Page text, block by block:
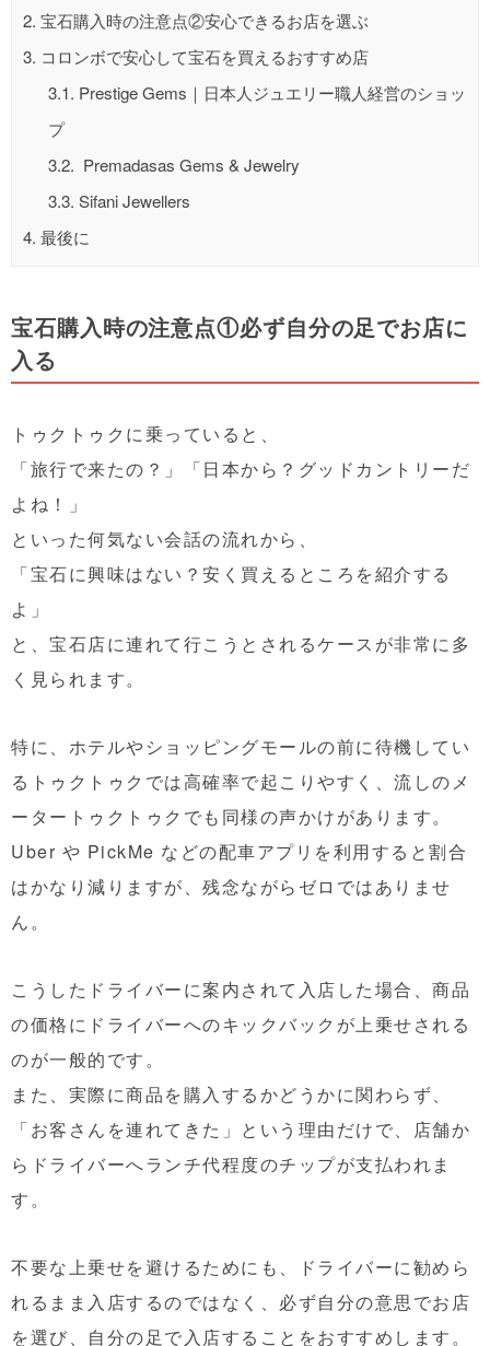
2. 宝石購入時の注意点②安心できるお店を選ぶ
3. コロンボで安心して宝石を買えるおすすめ店
3.1. Prestige Gems｜日本人ジュエリー職人経営のショッ
プ
3.2. Premadasas Gems & Jewelry
3.3. Sifani Jewellers
4. 最後に
宝石購入時の注意点①必ず自分の足でお店に
入る
トゥクトゥクに乗っていると、
「旅行で来たの？」「日本から？グッドカントリーだ
よね！」
といった何気ない会話の流れから、
「宝石に興味はない？安く買えるところを紹介する
よ」
と、宝石店に連れて行こうとされるケースが非常に多
く見られます。
特に、ホテルやショッピングモールの前に待機してい
るトゥクトゥクでは高確率で起こりやすく、流しのメ
ータートゥクトゥクでも同様の声かけがあります。
Uber や PickMe などの配車アプリを利用すると割合
はかなり減りますが、残念ながらゼロではありませ
ん。
こうしたドライバーに案内されて入店した場合、 商品
の価格にドライバーへのキックバックが上乗せされる
のが一般的です。
また、実際に商品を購入するかどうかに関わらず、
「お客さんを連れてきた」という理由だけで、店舗か
らドライバーへランチ代程度のチップが支払われま
す。
不要な上乗せを避けるためにも、ドライバーに勧めら
れるまま入店するのではなく、 必ず自分の意思でお店
を選び、自分の足で入店すること をおすすめします。